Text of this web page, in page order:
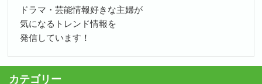
ドラマ・芸能情報好きな主婦が
気になるトレンド情報を
発信しています！
カテゴリー